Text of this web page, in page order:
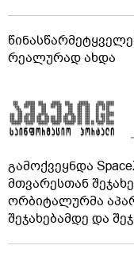
რეალურად ახდა
გამოქვეყნდა
მთვარესთან
ორბიტალურმა
შეჯახებამდე და